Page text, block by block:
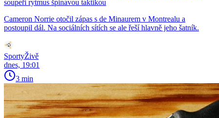
soupeři rytmus špinavou taktikou
Cameron Norrie otočil zápas s de Minaurem v Montrealu a
postoupil dál. Na sociálních sítích se ale řeší hlavně jeho šatník.
SportyŽivě
dnes, 19:01
3 min